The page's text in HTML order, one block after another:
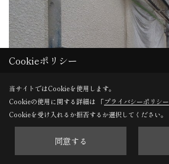
Cookieポリシー
当サイトではCookieを使用します。
Cookieの使用に関する詳細は 「プライバシーポリシー
Cookieを受け入れるか拒否するか選択してください。
同意する